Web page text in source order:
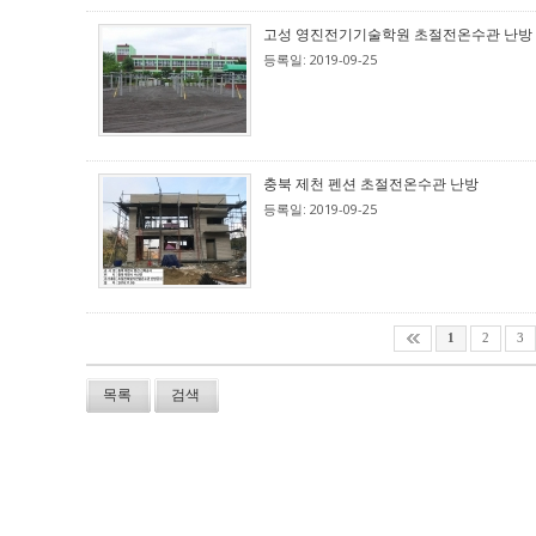
고성 영진전기기술학원 초절전온수관 난방
등록일: 2019-09-25
충북 제천 펜션 초절전온수관 난방
등록일: 2019-09-25
1 2 3
목록 검색